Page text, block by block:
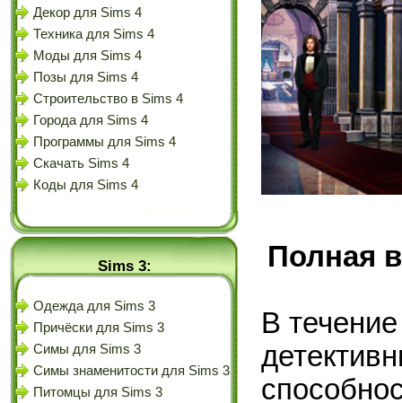
Декор для Sims 4
Техника для Sims 4
Моды для Sims 4
Позы для Sims 4
Строительство в Sims 4
Города для Sims 4
Программы для Sims 4
Скачать Sims 4
Коды для Sims 4
Sims 3:
Одежда для Sims 3
Причёски для Sims 3
Симы для Sims 3
Симы знаменитости для Sims 3
Питомцы для Sims 3
Полная
В